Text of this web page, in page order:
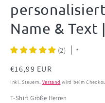
Name & Text
(2) *
Normaler
Preis
€16,99 EUR
Inkl. Steuern. Versand wird beim
T-Shirt Größe Herren